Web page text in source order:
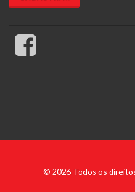
© 2026 Todos os